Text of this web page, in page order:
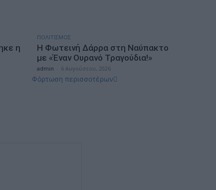
η
ΠΟΛΙΤΙΣΜΟΣ
Η Φωτεινή Δάρρα στη Ναύπακτο
με «Έναν Ουρανό Τραγούδια!»
admin 6 Αυγούστου, 2026
Φόρτωση περισσοτέρων